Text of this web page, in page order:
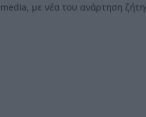
media, με νέα του ανάρτηση